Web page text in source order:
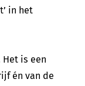
in het
is een
én van de